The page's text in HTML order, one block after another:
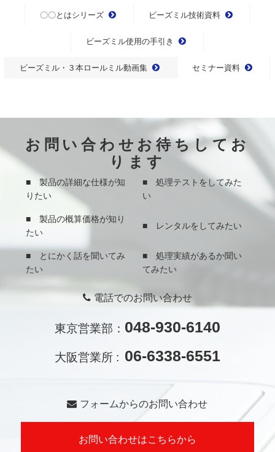
〇〇とはシリーズ ビーズミル技術資料
ビーズミル使用の手引き
ビーズミル・３本ロールミル動画集 セミナー資料
お問い合わせお待ちしてお
ります
■ 製品の詳細な仕様が知
りたい
■ 処理テストをしてみた
い
■ 製品の概算価格が知り
たい
■ レンタルをしてみたい
■ とにかく話を聞いてみ
たい
■ 処理実績があるか聞い
てみたい
電話でのお問い合わせ
東京営業部： 048-930-6140
大阪営業所 : 06-6338-6551
フォームからのお問い合わせ
お問い合わせはこちらから